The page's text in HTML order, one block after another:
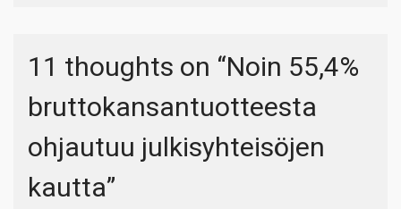
11 thoughts on “Noin 55,4%
bruttokansantuotteesta
ohjautuu julkisyhteisöjen
kautta”